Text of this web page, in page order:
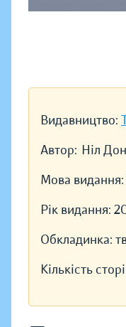
Видавництво:
Автор: Ніл
Мова видання:
Рік видання:
Обкладинка:
Кількість